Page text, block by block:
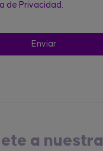
de Privacidad.
a nuestra